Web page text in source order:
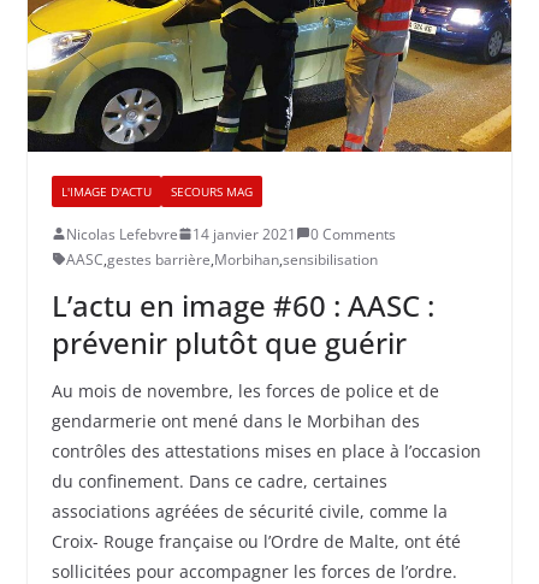
L'IMAGE D'ACTU SECOURS MAG
Nicolas Lefebvre 14 janvier 2021
0 Comments
AASC,gestes barrière,Morbihan,sensibilisation
L’actu en image #60 : AASC :
prévenir plutôt que guérir
Au mois de novembre, les forces de police et de
gendarmerie ont mené dans le Morbihan des
contrôles des attestations mises en place à l’occasion
du confinement. Dans ce cadre, certaines
associations agréées de sécurité civile, comme la
Croix- Rouge française ou l’Ordre de Malte, ont été
sollicitées pour accompagner les forces de l’ordre.